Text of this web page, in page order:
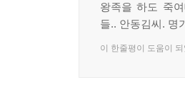
왕족을 하도 죽
들.. 안동김씨. 명
이 한줄평이 도움이